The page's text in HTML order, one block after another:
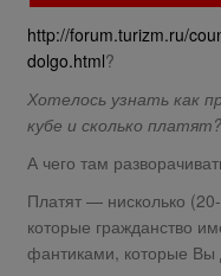
http://forum.turizm.ru/
dolgo.html?
Хотелось узнать как
кубе и сколько платят?
А чего там
Платят — нисколько
которые гражданство
фантиками, которые Вы